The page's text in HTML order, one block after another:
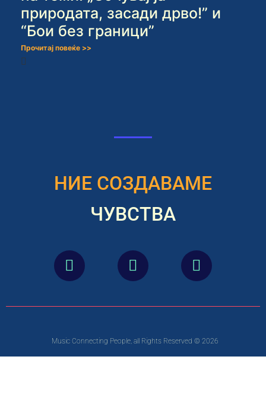
природата, засади дрво!” и
“Бои без граници”
Прочитај повеќе >>
НИЕ СОЗДАВАМЕ
ЧУВСТВА
Music Connecting People, all Rights Reserved © 2026